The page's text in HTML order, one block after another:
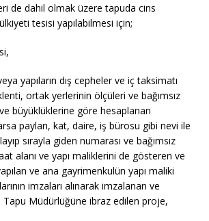
de dahil olmak üzere tapuda cins
tesisi yapılabilmesi için;
yapıların dış cepheler ve iç taksimatı
ortak yerlerinin ölçüleri ve bağımsız
büyüklüklerine göre hesaplanan
payları, kat, daire, iş bürosu gibi nevi ile
sırayla giden numarası ve bağımsız
alanı ve yapı maliklerini de gösteren ve
ve ana gayrimenkulün yapı maliki
imzaları alınarak imzalanan ve
Müdürlüğüne ibraz edilen proje,